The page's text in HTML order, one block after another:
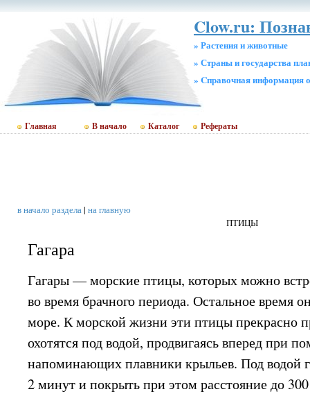
Clow.ru:
» Растения и животные
» Страны и государства
» Cправочная информация
Главная В начало Каталог Рефераты
в начало раздела| на главную
ПТИЦЫ
Гагара
Гагары — морские птицы, которых можно
во время брачного периода. Остальное время
море. К морской жизни эти птицы прекрасно
охотятся под водой, продвигаясь вперед при
напоминающих плавники крыльев. Под водой
2 минут и покрыть при этом расстояние до